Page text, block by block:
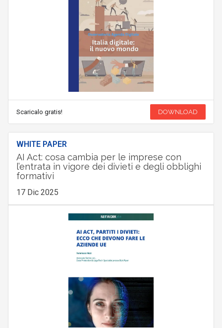
Scaricalo gratis! DOWNLOAD
WHITE PAPER
AI Act: cosa cambia per le imprese con
l’entrata in vigore dei divieti e degli obblighi
formativi
17 Dic 2025